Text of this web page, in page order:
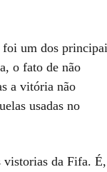
foi um dos
o fato de não
a vitória não
usadas no
vistorias da Fifa. É,